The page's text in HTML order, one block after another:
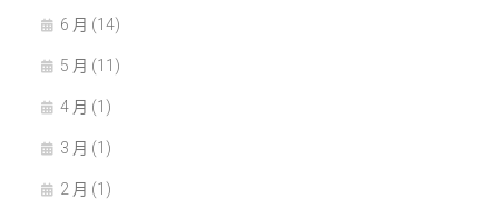
6 月 (14)
5 月 (11)
4 月 (1)
3 月 (1)
2 月 (1)